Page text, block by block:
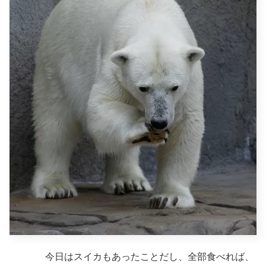
今日はスイカもあったことだし、全部食べれば、